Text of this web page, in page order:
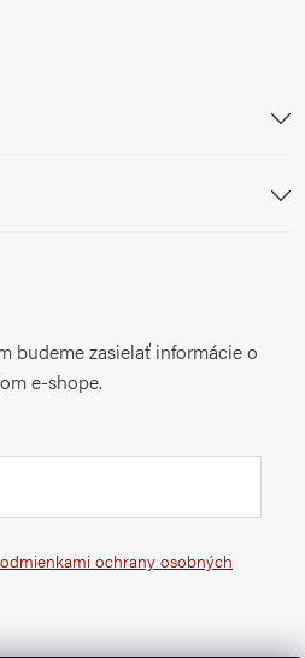
budeme zasielať informácie o
e-shope.
ochrany osobných